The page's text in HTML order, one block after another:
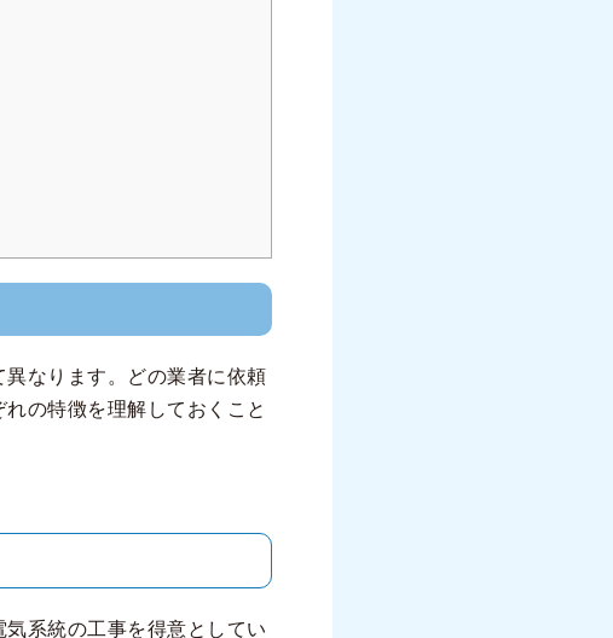
なります。どの業者に依頼
の特徴を理解しておくこと
系統の工事を得意としてい